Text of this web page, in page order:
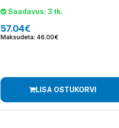
Saadavus: 3 tk.
57.04€
Maksudeta: 46.00€
LISA OSTUKORVI